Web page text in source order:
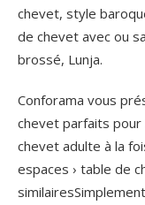
chevet, style
de chevet avec ou
brossé, Lunja.
Conforama vous
chevet parfaits
chevet adulte à la
espaces › table de